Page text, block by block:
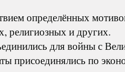
определённых
религиозных и других.
для войны с
по